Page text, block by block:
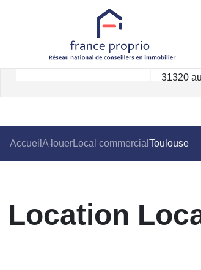
Accueil A louerLocal commercial Toulouse
Location